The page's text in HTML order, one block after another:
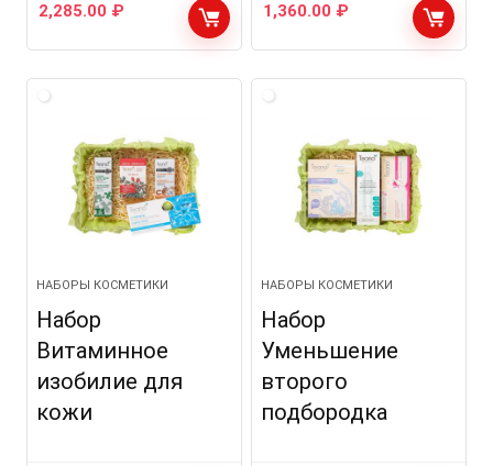
2,285.00 ₽ 1,360.00 ₽
НАБОРЫ КОСМЕТИКИ
Набор
Витаминное
изобилие для
кожи
НАБОРЫ КОСМЕТИКИ
Набор
Уменьшение
второго
подбородка